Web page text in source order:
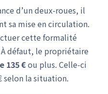
d’un deux-roues, il
sa mise en circulation.
cette formalité
défaut, le propriétaire
135 €ou plus. Celle-ci
selon la situation.